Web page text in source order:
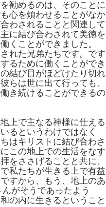
勧めるのは、そのことに
心を煩わせることがなか
わされることと関連して
に結び合わされて美徳を
くことができました。
れた兄弟たちです。です
るために働くことができ
結び目がほどけたり切れ
らは世に出て行っても、
き続けることができるの
上で主なる神様に仕える
るというわけではなく
はキリストに結び合わさ
この地上での生活をなす
をささげることと共に、
私たちが生きる上で有益
すから、もう、地上のあ
がそうであったよう
の内に生きるということ